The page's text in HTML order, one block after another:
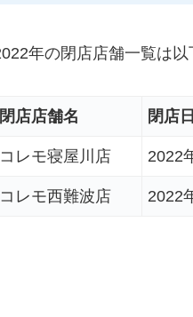
年の閉店店舗一覧は以
店店舗名 閉店日
レモ寝屋川店 2022
レモ西難波店 2022